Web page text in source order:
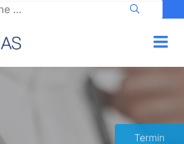
Termin